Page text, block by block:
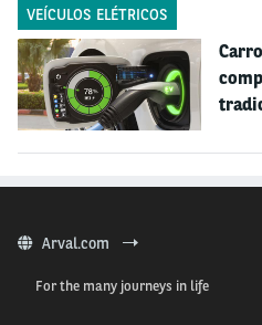
• Veículo reserva
• Telemetria
• Cartão combustível
• Treinamento de direção
• Relatórios digitais
frente e garantindo uma
VEÍCULOS ELÉTRICOS
Arval.com
For the many journeys in life